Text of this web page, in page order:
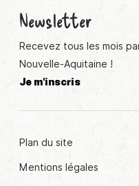
Newsletter
Recevez tous les mois
Nouvelle-Aquitaine !
Je m'inscris
Plan du site
Mentions légales